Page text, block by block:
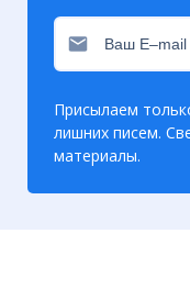
Присылаем
лишних писем.
материалы.